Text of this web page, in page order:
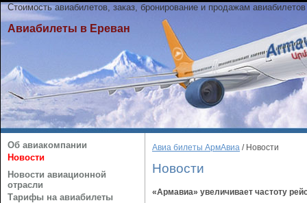
Стоимость авиабилетов, заказ, бронирование и продажам
Авиабилеты в Ереван
Об авиакомпании
Новости
Новости авиационной
отрасли
Тарифы на авиабилеты
Авиа билеты АрмАвиа / Новости
Новости
«Армавиа» увеличивает частоту